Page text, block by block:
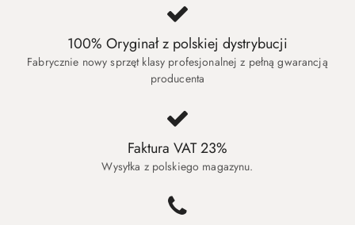
100% Oryginał z polskiej dystrybucji
Fabrycznie nowy sprzęt klasy profesjonalnej z pełną gwarancją
producenta
Faktura VAT 23%
Wysyłka z polskiego magazynu.